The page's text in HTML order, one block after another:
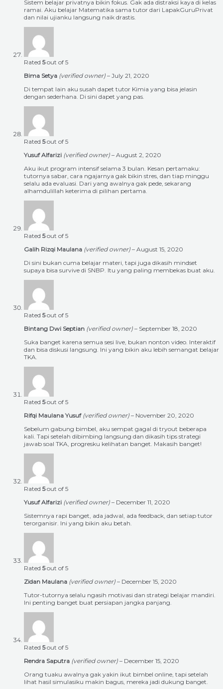
Sistem belajar privatnya bikin fokus. Gak ada distraksi kaya di kelas
ramai. Aku belajar Matematika sama tutor dari LapakGuruPrivat
dan nilai ujianku langsung naik drastis.
Rated 5out of 5
Bima Setya (verified owner) – July 21, 2020
Di tempat lain aku susah dapet tutor Kimia yang bisa jelasin
dengan sederhana. Di sini dapet yang pas.
Rated 5out of 5
Yusuf Alfarizi (verified owner) – August 2, 2020
Aku ikut program intensif selama 3 bulan. Kesan pertamaku:
tutornya sabar, cara ngajarnya gak bikin stres, dan tiap minggu
selalu ada evaluasi. Dari yang awalnya gak pede, sekarang
alhamdulillah keterima di pilihan pertama.
Rated 5out of 5
Galih Rizqi Maulana (verified owner) – August 15, 2020
Di sini bukan cuma belajar materi, tapi juga dikasih mindset
supaya bisa survive di SNBP. Itu yang paling membekas buat aku.
Rated 5out of 5
Bintang Dwi Septian (verified owner) – September 18, 2020
Suka banget karena semua sesi live, bukan nonton video. Interaktif
dan bisa diskusi langsung. Ini yang bikin aku lebih semangat belajar
TKA.
Rated 5out of 5
Rifqi Maulana Yusuf (verified owner) – November 20, 2020
Sebelum gabung bimbel, aku sempat gagal di tryout beberapa
kali. Tapi setelah dibimbing langsung dan dikasih tips strategi
jawab soal TKA, progresku kelihatan banget. Makasih banget!
Rated 5out of 5
Yusuf Alfarizi (verified owner) – December 11, 2020
Sistemnya rapi banget, ada jadwal, ada feedback, dan setiap tutor
terorganisir. Ini yang bikin aku betah.
Rated 5out of 5
Zidan Maulana (verified owner) – December 15, 2020
Tutor-tutornya selalu ngasih motivasi dan strategi belajar mandiri.
Ini penting banget buat persiapan jangka panjang.
Rated 5out of 5
Rendra Saputra (verified owner) – December 15, 2020
Orang tuaku awalnya gak yakin ikut bimbel online, tapi setelah
lihat hasil simulasiku makin bagus, mereka jadi dukung banget.